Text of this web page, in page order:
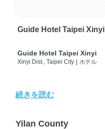
Guide Hotel Taipei Xinyi
Guide Hotel Taipei Xinyi
Xinyi Dist., Taipei City | ホテル
続きを読む
Yilan County